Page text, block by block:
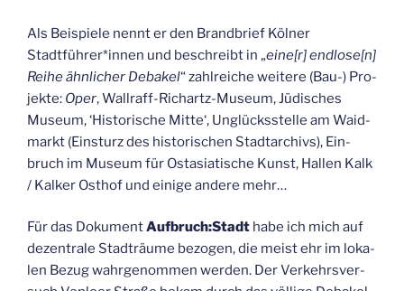
Als Bei­spie­le nennt er den Brand­brief Köl­ner
Stadtführer*innen und beschreibt in „eine[r] endlose[n]
Rei­he ähn­li­cher Deba­kel“ zahl­rei­che wei­te­re (Bau-) Pro­
jek­te: Oper, Wall­raff-Rich­artz-Muse­um, Jüdi­sches
Muse­um, ‘His­to­ri­sche Mit­te‘, Unglücks­stel­le am Waid­
markt (Ein­sturz des his­to­ri­schen Stadt­ar­chivs), Ein­
bruch im Muse­um für Ost­asia­ti­sche Kunst, Hal­len Kalk
/ Kal­ker Ost­hof und eini­ge ande­re mehr…
Für das Doku­mentAufbruch:Stadt habe ich mich auf
dezen­tra­le Stadt­räu­me bezo­gen, die meist ehr im loka­
len Bezug wahr­ge­nom­men wer­den. Der Ver­kehrs­ver­